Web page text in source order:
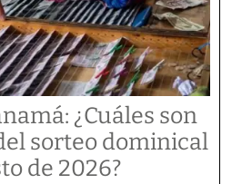
¿Cuáles son
sorteo dominical
de 2026?